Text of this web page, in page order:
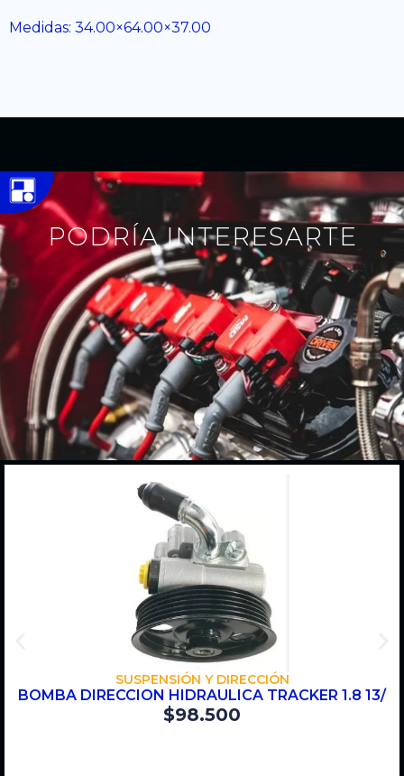
Medidas: 34.00×64.00×37.00
PODRÍA INTERESARTE
COMPRAR
SUSPENSIÓN Y DIRECCIÓN
BOMBA DIRECCION HIDRAULICA TRACKER 1.8 13/
$98.500